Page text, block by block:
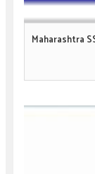
Maharashtra